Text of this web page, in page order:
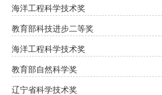
海洋工程科学技术奖
教育部科技进步二等奖
海洋工程科学技术奖
教育部自然科学奖
辽宁省科学技术奖